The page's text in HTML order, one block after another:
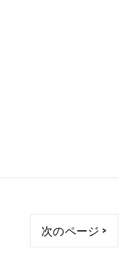
次のページ >